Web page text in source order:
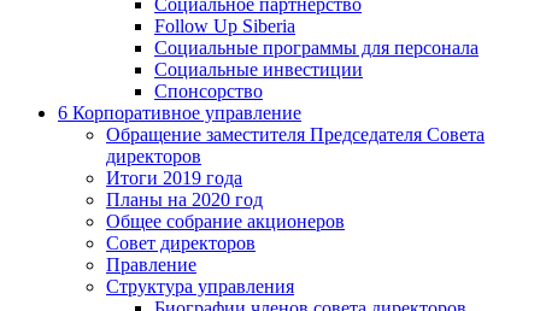
Социальное партнерство
Follow Up Siberia
Социальные программы для персонала
Социальные инвестиции
Спонсорство
6 Корпоративное управление
Обращение заместителя Председателя Совета
директоров
Итоги 2019 года
Планы на 2020 год
Общее собрание акционеров
Совет директоров
Правление
Структура управления